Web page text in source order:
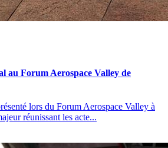
au Forum Aerospace Valley de
lors du Forum Aerospace Valley à
réunissant les acte...